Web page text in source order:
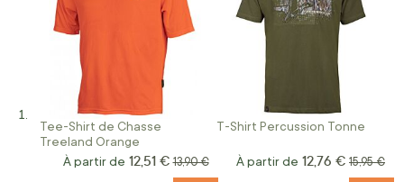
Tee-Shirt de Chasse
Treeland Orange
À partir de 12,51 € Prix normal
13,90 €
T-Shirt Percussion Tonne
À partir de 12,76 € Prix
15,95 €